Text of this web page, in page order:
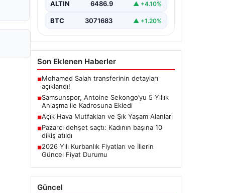
Dunkerque forması giyen…
ALTIN 6486.9 ▲ +4.10%
BTC 3071683 ▲ +1.20%
Son Eklenen Haberler
■Mohamed Salah transferinin detayları
açıklandı!
■Samsunspor, Antoine Sekongo’yu 5 Yıllık
Anlaşma ile Kadrosuna Ekledi
■Açık Hava Mutfakları ve Şık Yaşam Alanları
■Pazarcı dehşet saçtı: Kadının başına 10
dikiş atıldı
■2026 Yılı Kurbanlık Fiyatları ve İllerin
Güncel Fiyat Durumu
Güncel